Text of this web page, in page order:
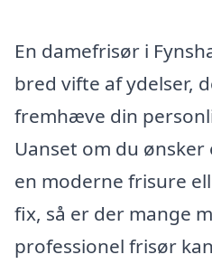
En damefrisør i
bred vifte af ydelser,
fremhæve din
Uanset om du ønsker
en moderne frisure
fix, så er der mange
professionel frisør